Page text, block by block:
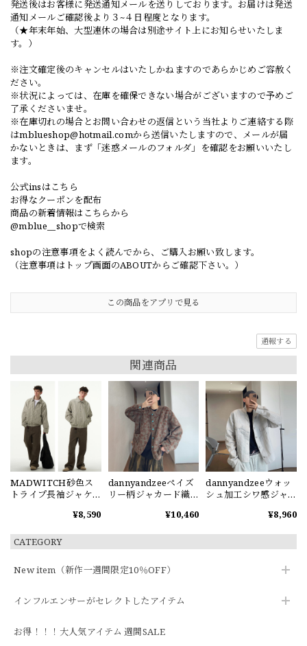
CATEGORY
New item（新作一週間限定10％OFF）
インフルエンサーがセレクトしたアイテム
お得！！！大人気アイテム 週間SALE
発送後はお客様に発送通知メールを送りしております。お届けは発送
通知メールご確認後より３~４日程度となります。
（★年末年始、大型連休の場合は別途サイト上にお知らせいたしま
す。）
※注文確定後のキャンセルはいたしかねますのであらかじめご容赦く
ださい。
※状況によっては、在庫を確保できない場合がございますので予めご
了承くださいませ。
※在庫切れの場合とお問い合わせの返信という当社よりご連絡する際
はmblueshop@hotmail.comから送信いたしますので、メールが届
かないときは、まず「迷惑メールのフォルダ」を確認をお願いいたし
ます。
公式insはこちら
お得なクーポンを配布
商品の新着情報はこちらから
@mblue__shopで検索
shopの注意事項をよく読んでから、ご購入お願い致します。
（注意事項はトップ画面のABOUTからご確認下さい。）
この商品をアプリで見る
通報する
関連商品
MADWITCH砂色ス
トライプ長袖ジャケ
¥8,590
dannyandzeeペイズ
リー柄ジャカード織
¥10,460
dannyandzeeウォッ
シュ加工シワ感ジャ
¥8,960